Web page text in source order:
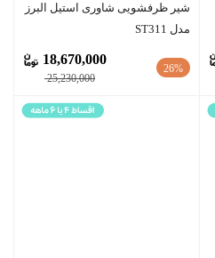
شیر ظرفشویی شاوری استیل البرز
مدل ST311
26%
25,230,000
18,670,000